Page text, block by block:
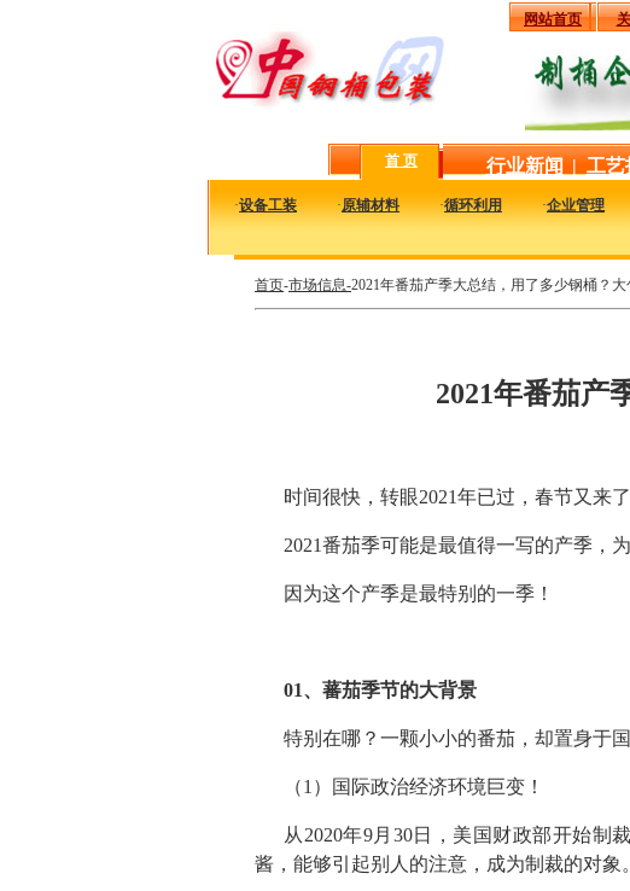
网站首页
首 页 行业新闻 | 工艺
·设备工装 ·原辅材料 ·循环利用 ·企业管理
首页-市场信息-2021年番茄产季大总结，用了多少钢桶？大
2021年番茄产
时间很快，转眼2021年已过，春节又来
2021番茄季可能是最值得一写的产季，
因为这个产季是最特别的一季！
01、蕃茄季节的大背景
特别在哪？一颗小小的番茄，却置身于国
（1）国际政治经济环境巨变！
从2020年9月30日，美国财政部开始
酱，能够引起别人的注意，成为制裁的对象。